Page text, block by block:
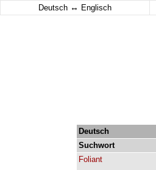
Deutsch ↔ Englisch
Deutsch
Suchwort
Foliant